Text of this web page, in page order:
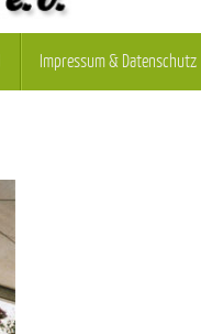
Impressum & Datenschutz